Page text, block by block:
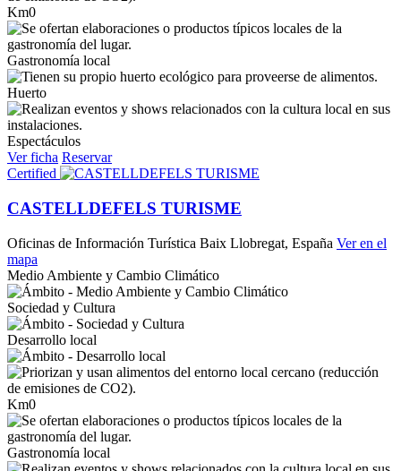
Km0
Gastronomía local
Huerto
Espectáculos
Ver ficha Reservar
Certified
CASTELLDEFELS TURISME
Oficinas de Información Turística Baix Llobregat, España Ver en el
mapa
Medio Ambiente y Cambio Climático
Sociedad y Cultura
Desarrollo local
Km0
Gastronomía local